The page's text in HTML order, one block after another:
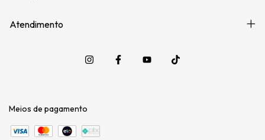
Atendimento
Meios de pagamento